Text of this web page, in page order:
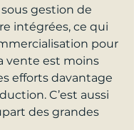
gestion de
intégrées, ce qui
pour
vente est moins
efforts davantage
C’est aussi
des grandes